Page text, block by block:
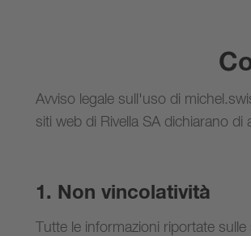
Avviso legale sull'uso di
siti web di Rivella SA dichiarano
1. Non vincolatività
Tutte le informazioni riportate